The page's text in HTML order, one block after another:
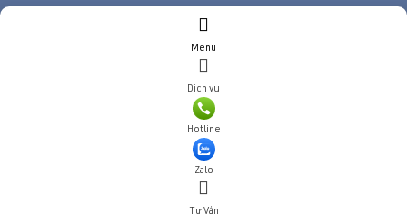
Menu
Dịch vụ
Hotline
Zalo
Tư Vấn